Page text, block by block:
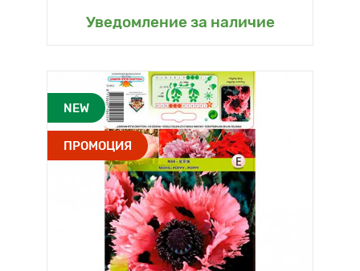
Уведомление за наличие
NEW
ПРОМОЦИЯ